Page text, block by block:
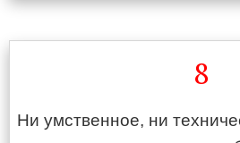
8
Ни умственное, ни